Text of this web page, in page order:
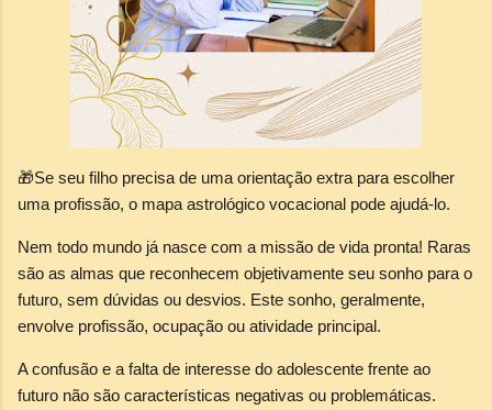
🎁Se seu filho precisa de uma orientação extra para escolher
uma profissão, o mapa astrológico vocacional pode ajudá-lo.
Nem todo mundo já nasce com a missão de vida pronta! Raras
são as almas que reconhecem objetivamente seu sonho para o
futuro, sem dúvidas ou desvios. Este sonho, geralmente,
envolve profissão, ocupação ou atividade principal.
A confusão e a falta de interesse do adolescente frente ao
futuro não são características negativas ou problemáticas.